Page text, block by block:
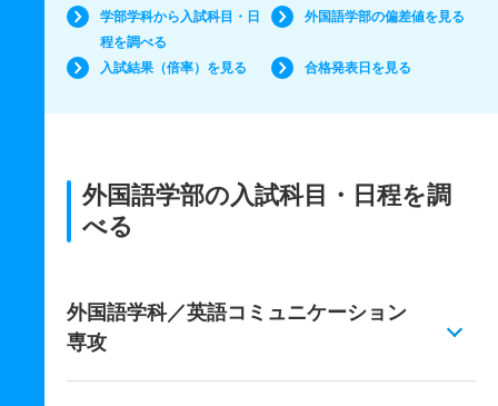
学部学科から入試科目・日
程を調べる
外国語学部の偏差値を見る
入試結果（倍率）を見る 合格発表日を見る
外国語学部の入試科目・日程を調
べる
外国語学科／英語コミュニケーション
専攻